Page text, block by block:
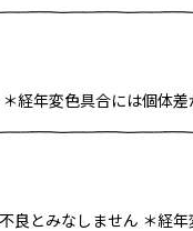
経年変色具合には個体
とみなしません ＊経